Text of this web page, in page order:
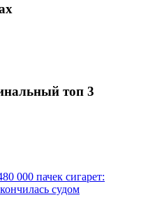
топ 3